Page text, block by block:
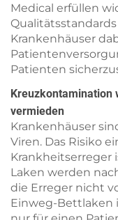
Medical erfüllen
Krankenhäuser
Patienten
Kreuzkontamination
vermieden
Krankenhäuser
Viren. Das Risiko
Krankheitserreger
Laken werden
die Erreger nicht
Einweg-Bettlaken